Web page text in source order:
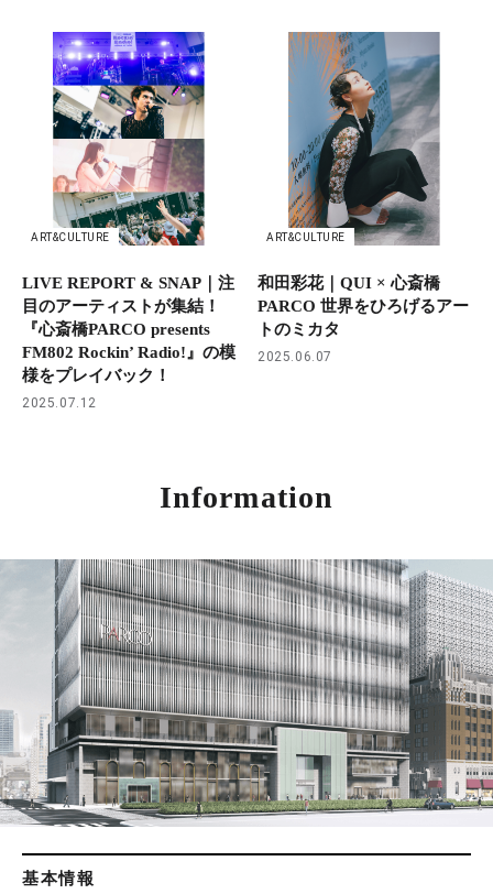
ART&CULTURE
LIVE REPORT & SNAP｜注
目のアーティストが集結！
『心斎橋PARCO presents
FM802 Rockin’ Radio!』の模
様をプレイバック！
2025.07.12
ART&CULTURE
和田彩花｜QUI × 心斎橋
PARCO 世界をひろげるアー
トのミカタ
2025.06.07
Information
基本情報